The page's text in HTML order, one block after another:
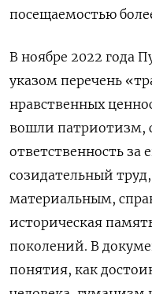
посещаемостью
В ноябре 2022 года
указом перечень
нравственных
вошли патриотизм,
ответственность за
созидательный
материальным,
историческая
поколений. В
понятия, как